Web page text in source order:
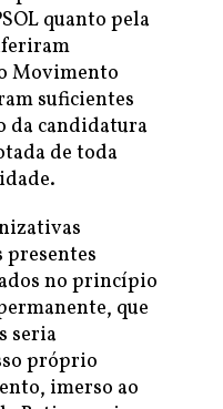
quanto pela
Movimento
suficientes
da candidatura
de toda
presentes
no princípio
que
seria
próprio
imerso ao